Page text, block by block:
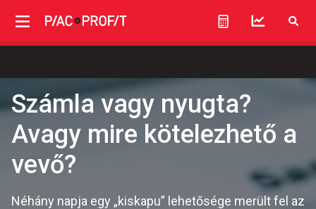
Számla vagy nyugta?
Avagy mire kötelezhető a
vevő?
Néhány napja egy „kiskapu” lehetősége merült fel az